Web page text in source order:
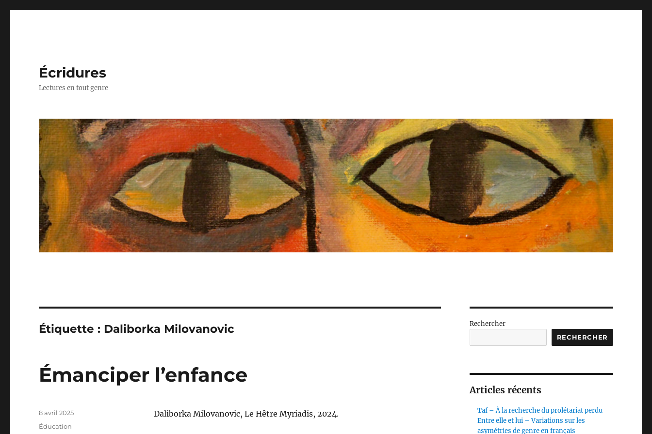
Écridures
Lectures en tout genre
Étiquette : Daliborka Milovanovic
Émanciper l’enfance
Daliborka Milovanovic, Le Hêtre Myriadis, 2024.
Publié
le
8 avril 2025
Catégories
Éducation
Rechercher
RECHERCHER
Articles récents
Taf – À la recherche du prolétariat perdu
Entre elle et lui – Variations sur les
asymétries de genre en français